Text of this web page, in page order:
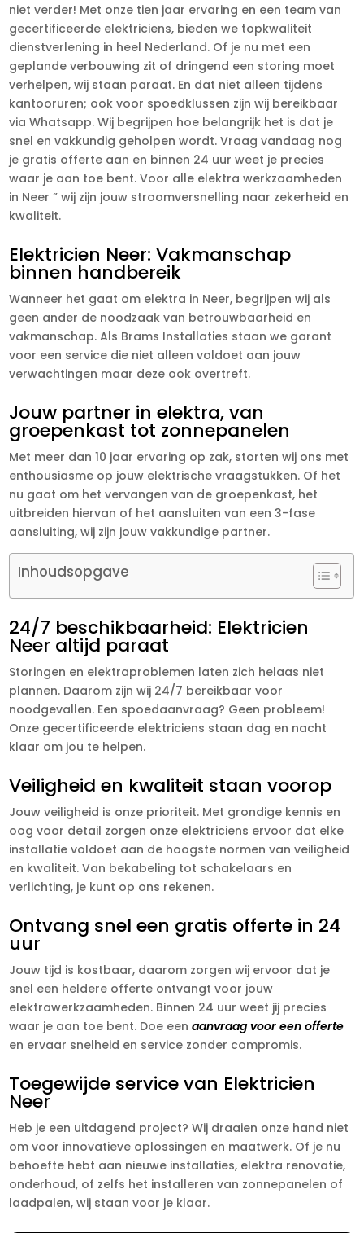
niet verder! Met onze tien jaar ervaring en een team van
gecertificeerde elektriciens, bieden we topkwaliteit
dienstverlening in heel Nederland. Of je nu met een
geplande verbouwing zit of dringend een storing moet
verhelpen, wij staan paraat. En dat niet alleen tijdens
kantooruren; ook voor spoedklussen zijn wij bereikbaar
via Whatsapp. Wij begrijpen hoe belangrijk het is dat je
snel en vakkundig geholpen wordt. Vraag vandaag nog
je gratis offerte aan en binnen 24 uur weet je precies
waar je aan toe bent. Voor alle elektra werkzaamheden
in Neer ” wij zijn jouw stroomversnelling naar zekerheid en
kwaliteit.
Elektricien Neer: Vakmanschap
binnen handbereik
Wanneer het gaat om elektra in Neer, begrijpen wij als
geen ander de noodzaak van betrouwbaarheid en
vakmanschap. Als Brams Installaties staan we garant
voor een service die niet alleen voldoet aan jouw
verwachtingen maar deze ook overtreft.
Jouw partner in elektra, van
groepenkast tot zonnepanelen
Met meer dan 10 jaar ervaring op zak, storten wij ons met
enthousiasme op jouw elektrische vraagstukken. Of het
nu gaat om het vervangen van de groepenkast, het
uitbreiden hiervan of het aansluiten van een 3-fase
aansluiting, wij zijn jouw vakkundige partner.
Inhoudsopgave
24/7 beschikbaarheid: Elektricien
Neer altijd paraat
Storingen en elektraproblemen laten zich helaas niet
plannen. Daarom zijn wij 24/7 bereikbaar voor
noodgevallen. Een spoedaanvraag? Geen probleem!
Onze gecertificeerde elektriciens staan dag en nacht
klaar om jou te helpen.
Veiligheid en kwaliteit staan voorop
Jouw veiligheid is onze prioriteit. Met grondige kennis en
oog voor detail zorgen onze elektriciens ervoor dat elke
installatie voldoet aan de hoogste normen van veiligheid
en kwaliteit. Van bekabeling tot schakelaars en
verlichting, je kunt op ons rekenen.
Ontvang snel een gratis offerte in 24
uur
Jouw tijd is kostbaar, daarom zorgen wij ervoor dat je
snel een heldere offerte ontvangt voor jouw
elektrawerkzaamheden. Binnen 24 uur weet jij precies
waar je aan toe bent. Doe eenaanvraag voor een offerte
en ervaar snelheid en service zonder compromis.
Toegewijde service van Elektricien
Neer
Heb je een uitdagend project? Wij draaien onze hand niet
om voor innovatieve oplossingen en maatwerk. Of je nu
behoefte hebt aan nieuwe installaties, elektra renovatie,
onderhoud, of zelfs het installeren van zonnepanelen of
laadpalen, wij staan voor je klaar.